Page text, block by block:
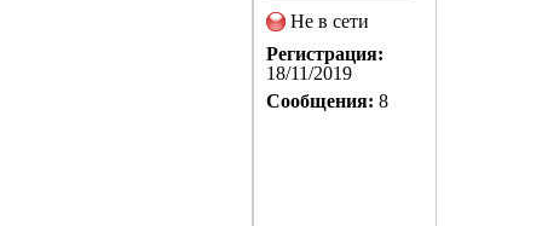
Не в сети
Регистрация:
18/11/2019
Сообщения: 8